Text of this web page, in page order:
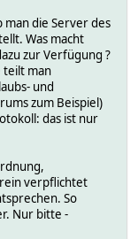
die Server des
Was macht
zur Verfügung ?
teilt man
und
zum Beispiel)
das ist nur
verpflichtet
So
Nur bitte -